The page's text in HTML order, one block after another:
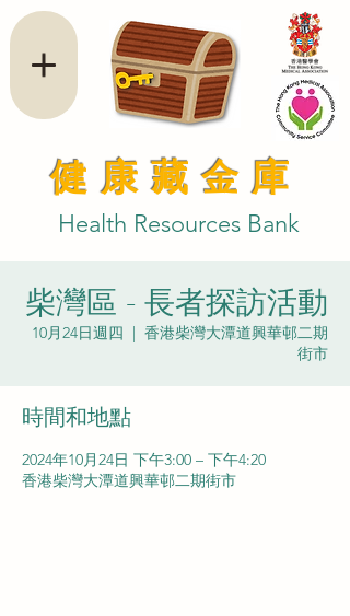
健康藏金庫
Health Resources Bank
柴灣區 - 長者探訪活動
10月24日週四
  |
香港柴灣大潭道興華邨二期
街市
時間和地點
2024年10月24日 下午3:00 – 下午4:20
香港柴灣大潭道興華邨二期街市